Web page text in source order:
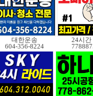
대한운송
604-356-8224
24시간